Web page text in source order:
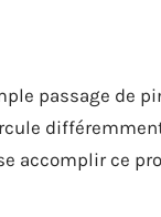
passage de
accomplir ce